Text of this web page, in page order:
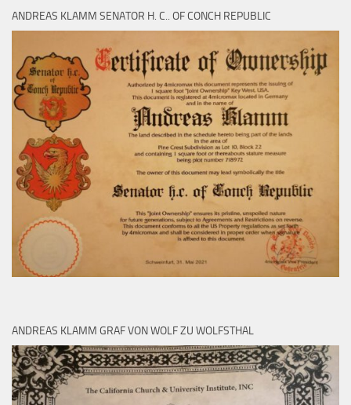
ANDREAS KLAMM SENATOR H. C.. OF CONCH REPUBLIC
ANDREAS KLAMM GRAF VON WOLF ZU WOLFSTHAL